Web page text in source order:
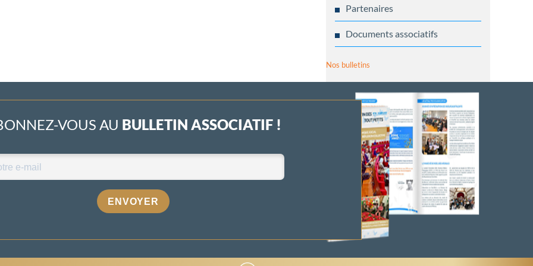
Partenaires
Documents associatifs
Nos bulletins
VOUS AU BULLETIN ASSOCIATIF !
ENVOYER